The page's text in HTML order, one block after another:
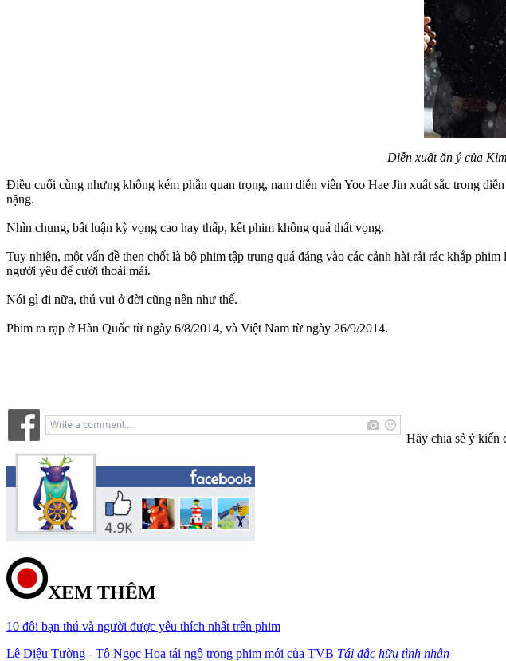
Diễn xuất ăn ý của
Điều cuối cùng nhưng không kém phần quan trọng, nam diễn viên Yoo Hae Jin xuất sắc trong
nặng.
Nhìn chung, bất luận kỳ vọng cao hay thấp, kết phim không quá thất vọng.
Tuy nhiên, một vấn đề then chốt là bộ phim tập trung quá đáng vào các cảnh hài rải rác khắp
người yêu để cười thoải mái.
Nói gì đi nữa, thú vui ở đời cũng nên như thế.
Phim ra rạp ở Hàn Quốc từ ngày 6/8/2014, và Việt Nam từ ngày 26/9/2014.
Hãy chia sẻ ý kiến
XEM THÊM
10 đôi bạn thú và người được yêu thích nhất trên phim
Lê Diệu Tường - Tô Ngọc Hoa tái ngộ trong phim mới của TVB Tái đắc hữu tình nhân